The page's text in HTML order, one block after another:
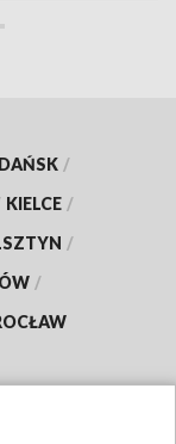
/
KIELCE /
/
/